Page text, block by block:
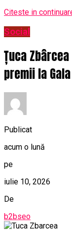
Citeste in
Social
Țuca
premii la
Publicat
acum o lună
pe
iulie 10, 2026
De
b2bseo